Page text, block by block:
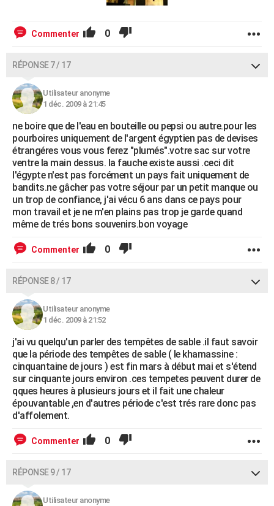
Commenter 0
RÉPONSE 7 / 17
Utilisateur anonyme
1 déc. 2009 à 21:45
ne boire que de l'eau en bouteille ou pepsi ou autre.pour les
pourboires uniquement de l'argent égyptien pas de devises
étrangéres vous vous ferez "plumés".votre sac sur votre
ventre la main dessus. la fauche existe aussi .ceci dit
l'égypte n'est pas forcément un pays fait uniquement de
bandits.ne gâcher pas votre séjour par un petit manque ou
un trop de confiance, j'ai vécu 6 ans dans ce pays pour
mon travail et je ne m'en plains pas trop je garde quand
même de trés bons souvenirs.bon voyage
Commenter 0
RÉPONSE 8 / 17
Utilisateur anonyme
1 déc. 2009 à 21:52
j'ai vu quelqu'un parler des tempêtes de sable .il faut savoir
que la période des tempêtes de sable ( le khamassine :
cinquantaine de jours ) est fin mars à début mai et s'étend
sur cinquante jours environ .ces tempetes peuvent durer de
qques heures à plusieurs jours et il fait une chaleur
épouvantable ,en d'autres période c'est trés rare donc pas
d'affolement.
Commenter 0
RÉPONSE 9 / 17
Utilisateur anonyme